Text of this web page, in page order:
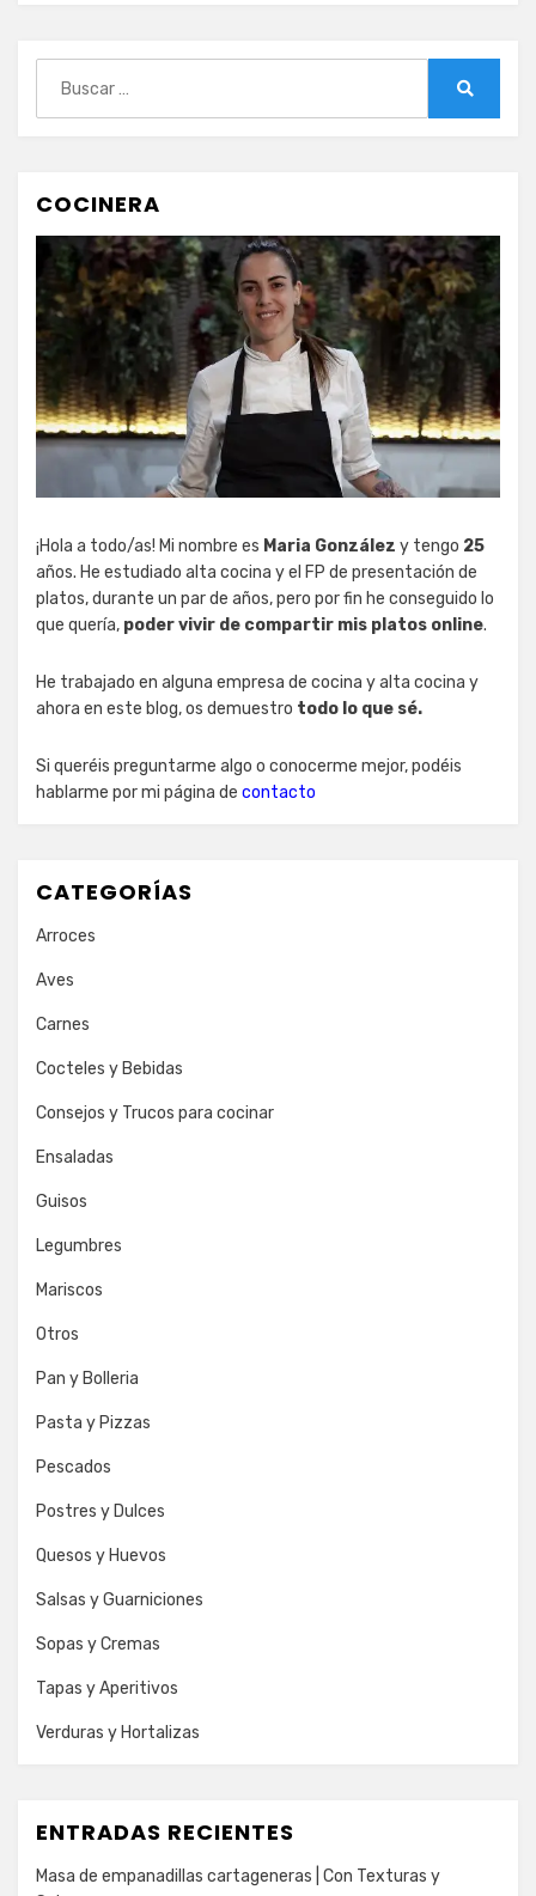
COCINERA
¡Hola a todo/as! Mi nombre es Maria González y tengo 25
años. He estudiado alta cocina y el FP de presentación de
platos, durante un par de años, pero por fin he conseguido lo
que quería, poder vivir de compartir mis platos online.
He trabajado en alguna empresa de cocina y alta cocina y
ahora en este blog, os demuestro todo lo que sé.
Si queréis preguntarme algo o conocerme mejor, podéis
hablarme por mi página de contacto
CATEGORÍAS
Arroces
Aves
Carnes
Cocteles y Bebidas
Consejos y Trucos para cocinar
Ensaladas
Guisos
Legumbres
Mariscos
Otros
Pan y Bolleria
Pasta y Pizzas
Pescados
Postres y Dulces
Quesos y Huevos
Salsas y Guarniciones
Sopas y Cremas
Tapas y Aperitivos
Verduras y Hortalizas
ENTRADAS RECIENTES
Masa de empanadillas cartageneras | Con Texturas y